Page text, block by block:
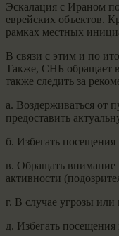
Эскалация с Ираном
еврейских объектов.
рамках местных
В связи с этим и по
Также, СНБ обращает
также следить за
а. Воздерживаться от
предоставить
б. Избегать
в. Обращать внимание
активности
г. В случае угрозы
д. Избегать